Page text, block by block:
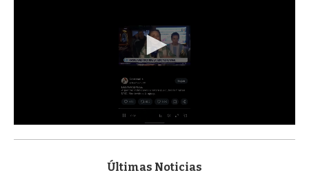
s
Últimas Noticias